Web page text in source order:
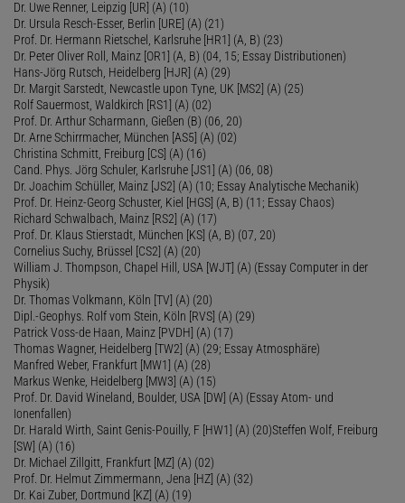
Dr. Uwe Renner, Leipzig [UR] (A) (10)
Dr. Ursula Resch-Esser, Berlin [URE] (A) (21)
Prof. Dr. Hermann Rietschel, Karlsruhe [HR1] (A, B) (23)
Dr. Peter Oliver Roll, Mainz [OR1] (A, B) (04, 15; Essay Distributionen)
Hans-Jörg Rutsch, Heidelberg [HJR] (A) (29)
Dr. Margit Sarstedt, Newcastle upon Tyne, UK [MS2] (A) (25)
Rolf Sauermost, Waldkirch [RS1] (A) (02)
Prof. Dr. Arthur Scharmann, Gießen (B) (06, 20)
Dr. Arne Schirrmacher, München [AS5] (A) (02)
Christina Schmitt, Freiburg [CS] (A) (16)
Cand. Phys. Jörg Schuler, Karlsruhe [JS1] (A) (06, 08)
Dr. Joachim Schüller, Mainz [JS2] (A) (10; Essay Analytische Mechanik)
Prof. Dr. Heinz-Georg Schuster, Kiel [HGS] (A, B) (11; Essay Chaos)
Richard Schwalbach, Mainz [RS2] (A) (17)
Prof. Dr. Klaus Stierstadt, München [KS] (A, B) (07, 20)
Cornelius Suchy, Brüssel [CS2] (A) (20)
William J. Thompson, Chapel Hill, USA [WJT] (A) (Essay Computer in der
Physik)
Dr. Thomas Volkmann, Köln [TV] (A) (20)
Dipl.-Geophys. Rolf vom Stein, Köln [RVS] (A) (29)
Patrick Voss-de Haan, Mainz [PVDH] (A) (17)
Thomas Wagner, Heidelberg [TW2] (A) (29; Essay Atmosphäre)
Manfred Weber, Frankfurt [MW1] (A) (28)
Markus Wenke, Heidelberg [MW3] (A) (15)
Prof. Dr. David Wineland, Boulder, USA [DW] (A) (Essay Atom- und
Ionenfallen)
Dr. Harald Wirth, Saint Genis-Pouilly, F [HW1] (A) (20)Steffen Wolf, Freiburg
[SW] (A) (16)
Dr. Michael Zillgitt, Frankfurt [MZ] (A) (02)
Prof. Dr. Helmut Zimmermann, Jena [HZ] (A) (32)
Dr. Kai Zuber, Dortmund [KZ] (A) (19)